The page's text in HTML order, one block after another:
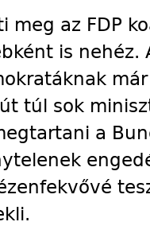
meg az FDP
is
túl sok
a